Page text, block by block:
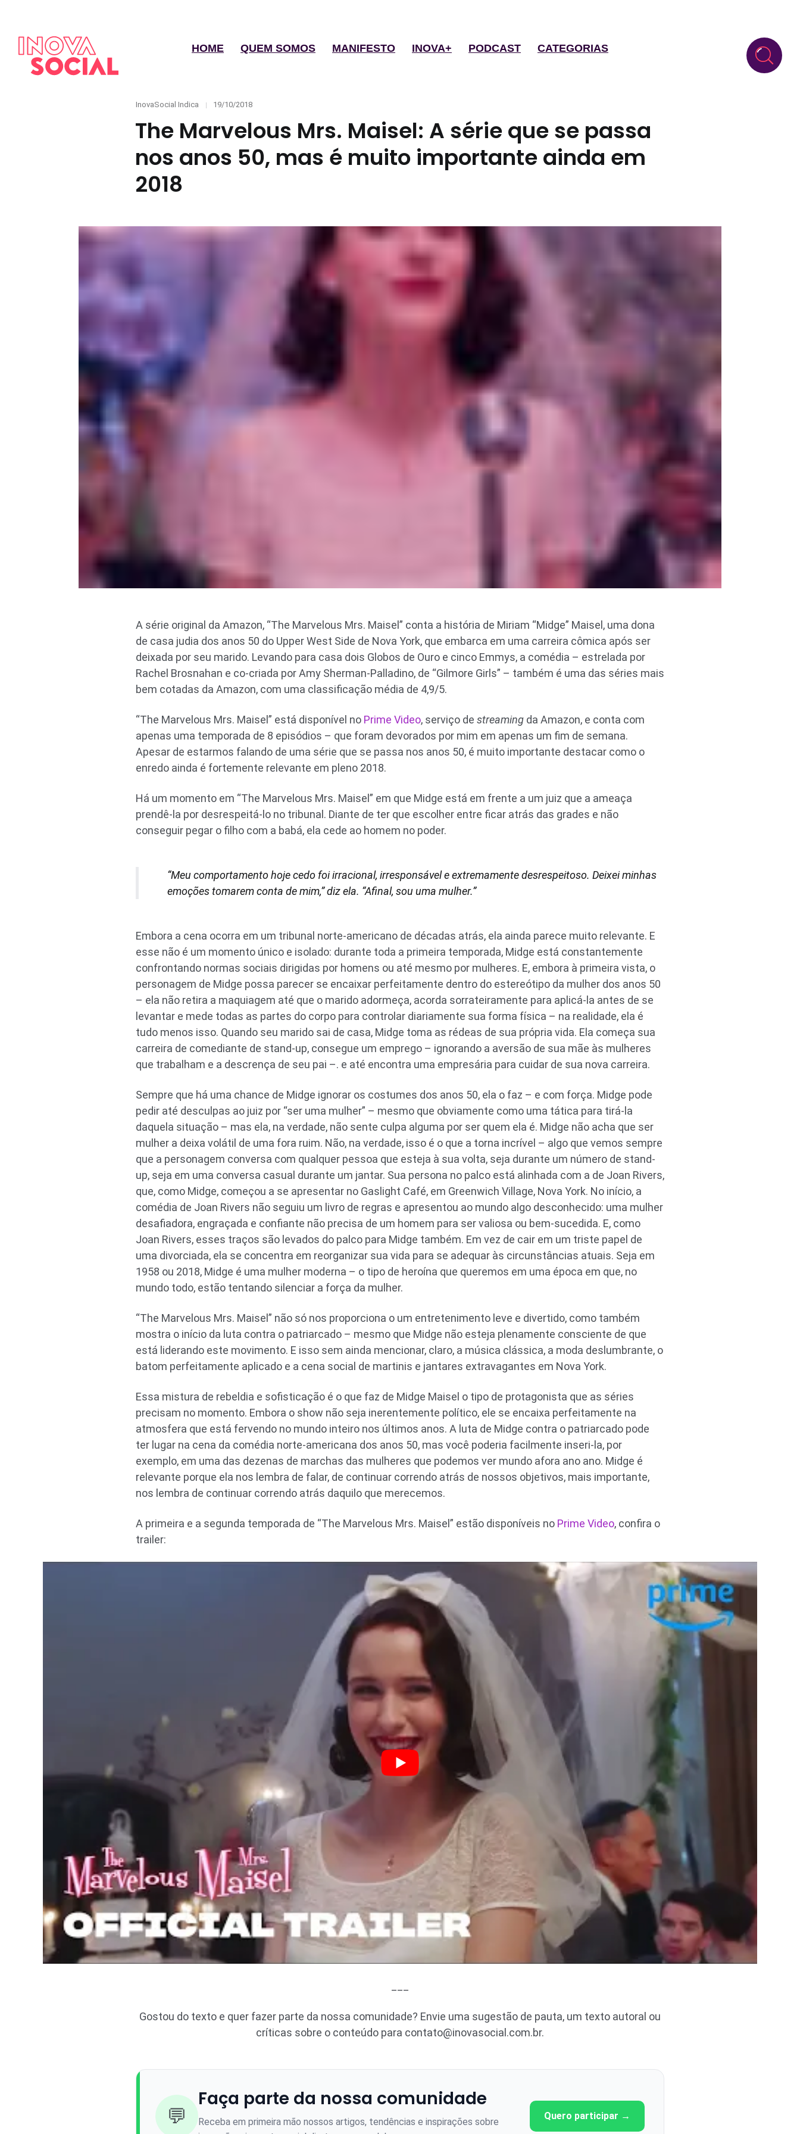
HOME QUEM SOMOS MANIFESTO INOVA+ PODCAST CATEGORIAS
Categories
InovaSocial Indica
Posted
19/10/2018
The Marvelous Mrs. Maisel: A série que se passa
nos anos 50, mas é muito importante ainda em
2018
A série original da Amazon, “The Marvelous Mrs. Maisel” conta a história de Miriam “Midge” Maisel, uma dona
de casa judia dos anos 50 do Upper West Side de Nova York, que embarca em uma carreira cômica após ser
deixada por seu marido. Levando para casa dois Globos de Ouro e cinco Emmys, a comédia – estrelada por
Rachel Brosnahan e co-criada por Amy Sherman-Palladino, de “Gilmore Girls” – também é uma das séries mais
bem cotadas da Amazon, com uma classificação média de 4,9/5.
“The Marvelous Mrs. Maisel” está disponível no Prime Video, serviço de streaming da Amazon, e conta com
apenas uma temporada de 8 episódios – que foram devorados por mim em apenas um fim de semana.
Apesar de estarmos falando de uma série que se passa nos anos 50, é muito importante destacar como o
enredo ainda é fortemente relevante em pleno 2018.
Há um momento em “The Marvelous Mrs. Maisel” em que Midge está em frente a um juiz que a ameaça
prendê-la por desrespeitá-lo no tribunal. Diante de ter que escolher entre ficar atrás das grades e não
conseguir pegar o filho com a babá, ela cede ao homem no poder.
“Meu comportamento hoje cedo foi irracional, irresponsável e extremamente desrespeitoso. Deixei minhas
emoções tomarem conta de mim,” diz ela. “Afinal, sou uma mulher.”
Embora a cena ocorra em um tribunal norte-americano de décadas atrás, ela ainda parece muito relevante. E
esse não é um momento único e isolado: durante toda a primeira temporada, Midge está constantemente
confrontando normas sociais dirigidas por homens ou até mesmo por mulheres. E, embora à primeira vista, o
personagem de Midge possa parecer se encaixar perfeitamente dentro do estereótipo da mulher dos anos 50
– ela não retira a maquiagem até que o marido adormeça, acorda sorrateiramente para aplicá-la antes de se
levantar e mede todas as partes do corpo para controlar diariamente sua forma física – na realidade, ela é
tudo menos isso. Quando seu marido sai de casa, Midge toma as rédeas de sua própria vida. Ela começa sua
carreira de comediante de stand-up, consegue um emprego – ignorando a aversão de sua mãe às mulheres
que trabalham e a descrença de seu pai –. e até encontra uma empresária para cuidar de sua nova carreira.
Sempre que há uma chance de Midge ignorar os costumes dos anos 50, ela o faz – e com força. Midge pode
pedir até desculpas ao juiz por “ser uma mulher” – mesmo que obviamente como uma tática para tirá-la
daquela situação – mas ela, na verdade, não sente culpa alguma por ser quem ela é. Midge não acha que ser
mulher a deixa volátil de uma fora ruim. Não, na verdade, isso é o que a torna incrível – algo que vemos sempre
que a personagem conversa com qualquer pessoa que esteja à sua volta, seja durante um número de stand-
up, seja em uma conversa casual durante um jantar. Sua persona no palco está alinhada com a de Joan Rivers,
que, como Midge, começou a se apresentar no Gaslight Café, em Greenwich Village, Nova York. No início, a
comédia de Joan Rivers não seguiu um livro de regras e apresentou ao mundo algo desconhecido: uma mulher
desafiadora, engraçada e confiante não precisa de um homem para ser valiosa ou bem-sucedida. E, como
Joan Rivers, esses traços são levados do palco para Midge também. Em vez de cair em um triste papel de
uma divorciada, ela se concentra em reorganizar sua vida para se adequar às circunstâncias atuais. Seja em
1958 ou 2018, Midge é uma mulher moderna – o tipo de heroína que queremos em uma época em que, no
mundo todo, estão tentando silenciar a força da mulher.
“The Marvelous Mrs. Maisel” não só nos proporciona o um entretenimento leve e divertido, como também
mostra o início da luta contra o patriarcado – mesmo que Midge não esteja plenamente consciente de que
está liderando este movimento. E isso sem ainda mencionar, claro, a música clássica, a moda deslumbrante, o
batom perfeitamente aplicado e a cena social de martinis e jantares extravagantes em Nova York.
Essa mistura de rebeldia e sofisticação é o que faz de Midge Maisel o tipo de protagonista que as séries
precisam no momento. Embora o show não seja inerentemente político, ele se encaixa perfeitamente na
atmosfera que está fervendo no mundo inteiro nos últimos anos. A luta de Midge contra o patriarcado pode
ter lugar na cena da comédia norte-americana dos anos 50, mas você poderia facilmente inseri-la, por
exemplo, em uma das dezenas de marchas das mulheres que podemos ver mundo afora ano ano. Midge é
relevante porque ela nos lembra de falar, de continuar correndo atrás de nossos objetivos, mais importante,
nos lembra de continuar correndo atrás daquilo que merecemos.
A primeira e a segunda temporada de “The Marvelous Mrs. Maisel” estão disponíveis no Prime Video, confira o
trailer:
Gostou do texto e quer fazer parte da nossa comunidade? Envie uma sugestão de pauta, um texto autoral ou
críticas sobre o conteúdo para contato@inovasocial.com.br.
💬
Faça parte da nossa comunidade
Receba em primeira mão nossos artigos, tendências e inspirações sobre
Quero participar →